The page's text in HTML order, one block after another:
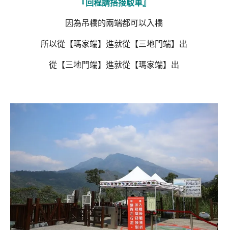
『回程請搭接駁車』
因為吊橋的兩端都可以入橋
所以從【瑪家端】進就從【三地門端】出
從【三地門端】進就從【瑪家端】出